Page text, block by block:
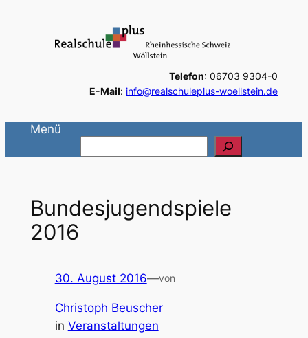
Telefon: 06703 9304-0
E-Mail: info@realschuleplus-woellstein.de
Menü
h
e
Bundesjugendspiele
2016
30. August 2016—von
Christoph Beuscher
in Veranstaltungen